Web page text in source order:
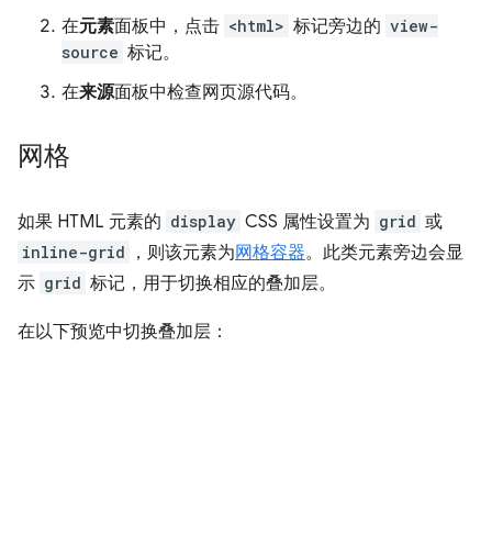
在元素面板中，点击 <html> 标记旁边的 view-
source 标记。
在来源面板中检查网页源代码。
网格
如果 HTML 元素的 display CSS 属性设置为 grid 或
inline-grid ，则该元素为网格容器。此类元素旁边会显
示 grid 标记，用于切换相应的叠加层。
在以下预览中切换叠加层：